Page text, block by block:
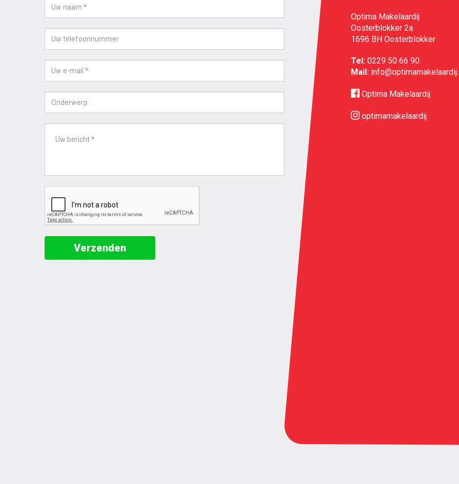
Verzenden
Optima Makelaardij
Oosterblokker 2a
1696 BH Oosterblokker
Tel: 0229 50 66 90
Mail:
Optima Makelaardij
optimamakelaardij